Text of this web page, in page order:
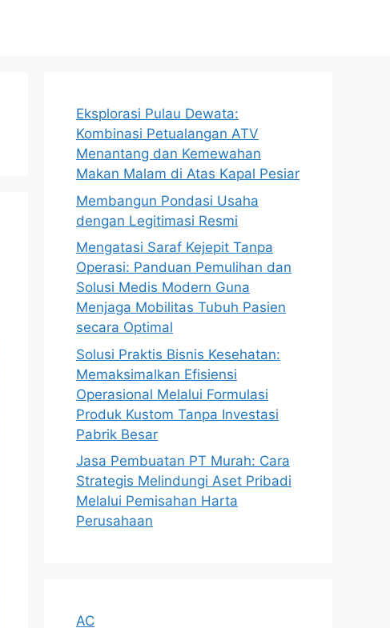
Eksplorasi Pulau Dewata:
Kombinasi Petualangan ATV
Menantang dan Kemewahan
Makan Malam di Atas Kapal Pesiar
Membangun Pondasi Usaha
dengan Legitimasi Resmi
Mengatasi Saraf Kejepit Tanpa
Operasi: Panduan Pemulihan dan
Solusi Medis Modern Guna
Menjaga Mobilitas Tubuh Pasien
secara Optimal
Solusi Praktis Bisnis Kesehatan:
Memaksimalkan Efisiensi
Operasional Melalui Formulasi
Produk Kustom Tanpa Investasi
Pabrik Besar
Jasa Pembuatan PT Murah: Cara
Strategis Melindungi Aset Pribadi
Melalui Pemisahan Harta
Perusahaan
AC